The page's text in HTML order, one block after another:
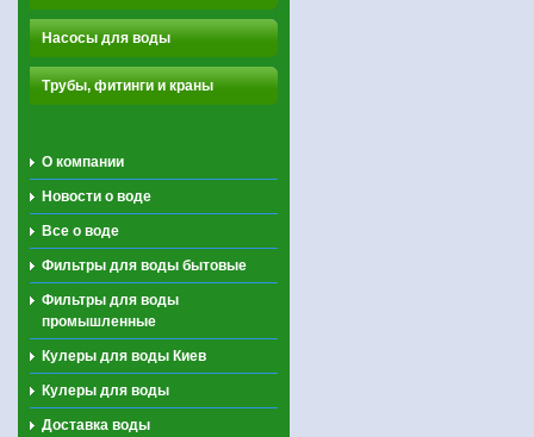
Насосы для воды
Трубы, фитинги и краны
О компании
Новости о воде
Все о воде
Фильтры для воды бытовые
Фильтры для воды
промышленные
Кулеры для воды Киев
Кулеры для воды
Доставка воды